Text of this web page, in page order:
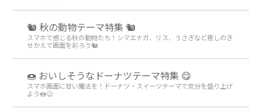
🐿️ 秋の動物テーマ特集 🐿️
スマホで感じる秋の動物たち！シマエナガ、リス、うさぎなど癒しのき
せかえで画面を彩ろう🐿️
🍩 おいしそうなドーナツテーマ特集 😋
スマホ画面に甘い魔法を！ドーナツ・スイーツテーマで気分を盛り上げ
よう🍩😋